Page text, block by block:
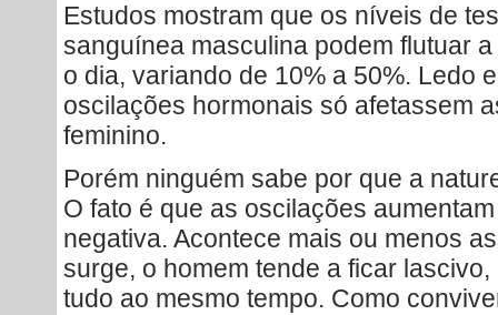
Estudos mostram que os níveis de
sanguínea masculina podem flutuar
o dia, variando de 10% a 50%. Ledo
oscilações hormonais só afetassem
feminino.
Porém ninguém sabe por que a
O fato é que as oscilações
negativa. Acontece mais ou menos
surge, o homem tende a ficar
tudo ao mesmo tempo. Como